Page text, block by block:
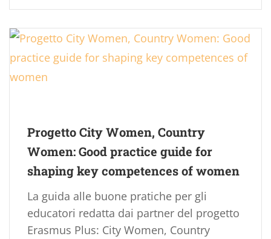
Progetto City Women, Country
Women: Good practice guide for
shaping key competences of women
La guida alle buone pratiche per gli
educatori redatta dai partner del progetto
Erasmus Plus: City Women, Country